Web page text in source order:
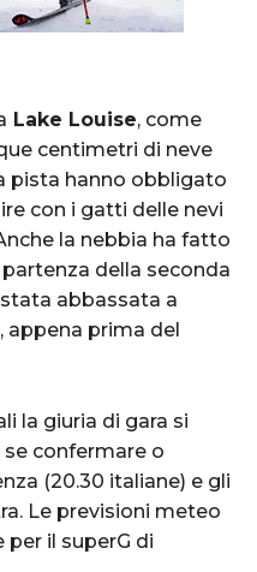
Lake Louise, come
centimetri di neve
pista hanno obbligato
con i gatti delle nevi
la nebbia ha fatto
della seconda
abbassata a
appena prima del
la giuria di gara si
se confermare o
(20.30 italiane) e gli
Le previsioni meteo
per il superG di